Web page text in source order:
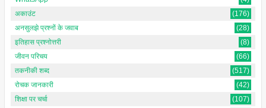
अकाउंट
(176)
अनसुलझे प्रश्नों के जवाब
(28)
इतिहास प्रश्नोत्तरी
(8)
जीवन परिचय
(66)
तकनीकी शब्द
(517)
रोचक जानकारी
(42)
शिक्षा पर चर्चा
(107)